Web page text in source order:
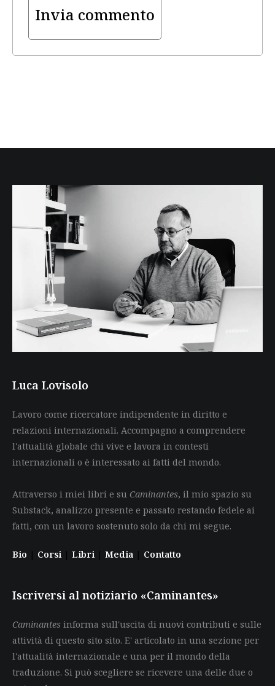
Luca Lovisolo
Lavoro come ricercatore indipendente in diritto e
relazioni internazionali. Accompagno a comprendere
l'attualità globale chi vive e lavora in contesti
internazionali o è interessato ai fatti del mondo.
Attraverso i miei libri e su Caminantes, il mio spazio su
Substack, analizzo presente e passato restando fedele ai
fatti, con un lavoro sostenuto solo da chi mi segue.
Bio | Corsi | Libri | Media | Contatto
Iscriversi al notiziario «Caminantes»
Caminantes informa sull'uscita di nuovi contributi e sulle
attività di questo sito sito. E' articolato in una sezione per
l'attualità internazionale e una per il mondo della
traduzione. Si può scegliere se ricevere una delle due o